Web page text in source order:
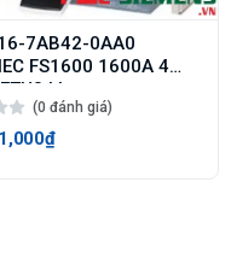
7AB42-0AA0
FS1600 1600A 4p
LI
(0 đánh giá)